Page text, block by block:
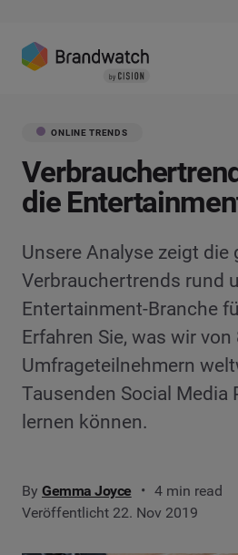
ONLINE TRENDS
die
Unsere Analyse zeigt die
Verbrauchertrends rund
Entertainment-Branche
Erfahren Sie, was wir von
Umfrageteilnehmern
Tausenden Social Media
lernen können.
By Gemma Joyce
4 min read
Veröffentlicht 22. Nov 2019